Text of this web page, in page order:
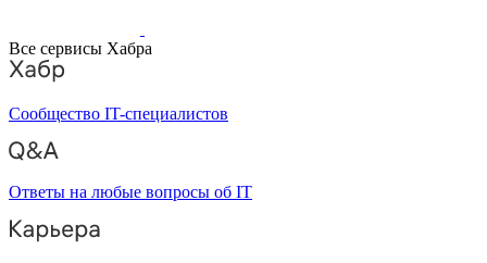
Все сервисы Хабра
Сообщество IT-специалистов
Ответы на любые вопросы об IT